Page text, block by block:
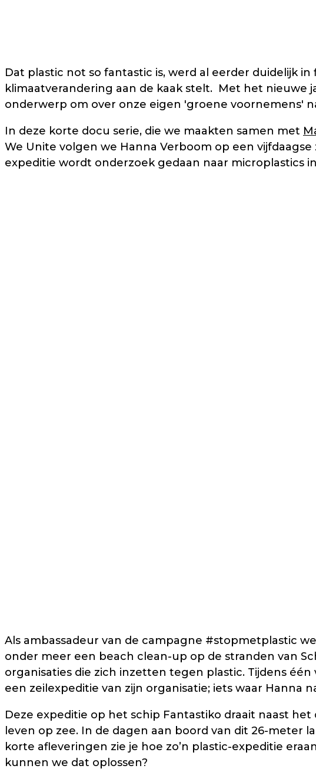
Dat plastic not so fantastic is, werd al eerder duidelijk in
klimaatverandering aan de kaak stelt. Met het nieuwe
onderwerp om over onze eigen 'groene voornemens'
In deze korte docu serie, die we maakten samen met
We Unite volgen we Hanna Verboom op een
expeditie wordt onderzoek gedaan naar microplastics
Als ambassadeur van de campagne #stopmetplastic
onder meer een beach clean-up op de stranden van
organisaties die zich inzetten tegen plastic. Tijdens
een zeilexpeditie van zijn organisatie; iets waar Hanna
Deze expeditie op het schip Fantastiko draait naast
leven op zee. In de dagen aan boord van dit 26-
korte afleveringen zie je hoe zo’n plastic-expeditie
kunnen we dat oplossen?